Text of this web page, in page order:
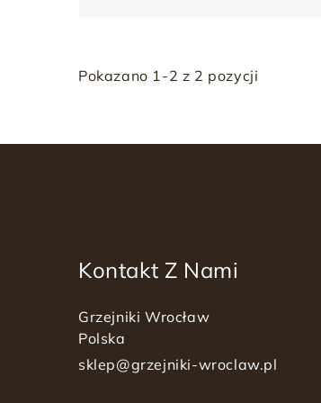
Pokazano 1-2 z 2 pozycji
Kontakt Z Nami
Grzejniki Wrocław
Polska
sklep@grzejniki-wroclaw.pl